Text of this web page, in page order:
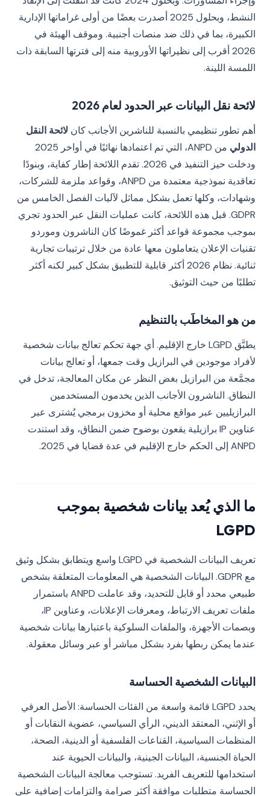
النشط، وبحلول 2025 أصدرت بعضًا من أولى غراماتها الإدارية
الكبيرة، بما في ذلك ضد منصات أجنبية. وموقف الهيئة في
2026 أقرب إلى نظيراتها الأوروبية منه إلى فترتها السابقة ذات
اللمسة اللينة.
لائحة نقل البيانات عبر الحدود لعام 2026
أهم تطور تنظيمي بالنسبة للناشرين الأجانب كان لائحة النقل
الدولي
من ANPD، التي تم اعتمادها نهائيًا في أواخر 2025
ودخلت حيز التنفيذ في 2026. تقدم اللائحة إطار كفاية، وبنودًا
تعاقدية نموذجية معتمدة من ANPD، وقواعد ملزمة للشركات،
وشهادات، وكلها تعمل بشكل مماثل لآليات الفصل الخامس من
GDPR. قبل هذه اللائحة، كانت عمليات النقل عبر الحدود تجري
بموجب مجموعة قواعد أكثر غموضًا كان الناشرون وموردو
تقنيات الإعلان يتعاملون معها عادة من خلال ترتيبات تجارية
ثنائية. نظام 2026 أكثر قابلية للتطبيق بشكل كبير لكنه أكثر
تطلبًا من حيث التوثيق.
من هو المخاطَب بالتنظيم
يطبَّق LGPD خارج الإقليم. أي جهة تحكم تعالج بيانات شخصية
لأفراد موجودين في البرازيل وقت جمعها، أو تعالج بيانات
مجمَّعة من البرازيل بغض النظر عن مكان المعالجة، تدخل في
النطاق. الناشرون الأجانب الذين يخدمون المستخدمين
البرازيليين عبر مواقع محلية أو مخزون برمجي يُشترى عبر
عناوين IP برازيلية يقعون بوضوح ضمن النطاق، وقد استندت
ANPD إلى الحكم خارج الإقليم في عدة قضايا في 2025.
ما الذي يُعد بيانات شخصية بموجب
LGPD
تعريف البيانات الشخصية في LGPD واسع ويتطابق بشكل وثيق
مع GDPR. البيانات الشخصية هي المعلومات المتعلقة بشخص
طبيعي محدد أو قابل للتحديد، وقد عاملت ANPD باستمرار
ملفات تعريف الارتباط، ومعرفات الإعلانات، وعناوين IP،
وبصمات الأجهزة، والملفات السلوكية باعتبارها بيانات شخصية
عندما يمكن ربطها بفرد بشكل مباشر أو عبر وسائل معقولة.
البيانات الشخصية الحساسة
يحدد LGPD قائمة واسعة من الفئات الحساسة: الأصل العرقي
أو الإثني، المعتقد الديني، الرأي السياسي، عضوية النقابات أو
المنظمات السياسية، القناعات الفلسفية أو الدينية، الصحة،
الحياة الجنسية، البيانات الجينية، والبيانات الحيوية عند
استخدامها للتعريف الفريد. تستوجب معالجة البيانات الشخصية
الحساسة متطلبات موافقة أكثر صرامة والتزامات إضافية على